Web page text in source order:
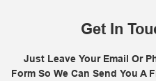
Get In
Just Leave Your Email Or
Form So We Can Send You A